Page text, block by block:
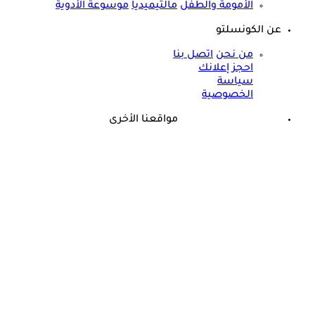
الأمومة والطفل مالتيميديا موسوعة الأدوية
عن الكونسلتو
من نحن اتصل بنا
احجز إعلانك
سياسة
الخصوصية
مواقعنا الأخرى